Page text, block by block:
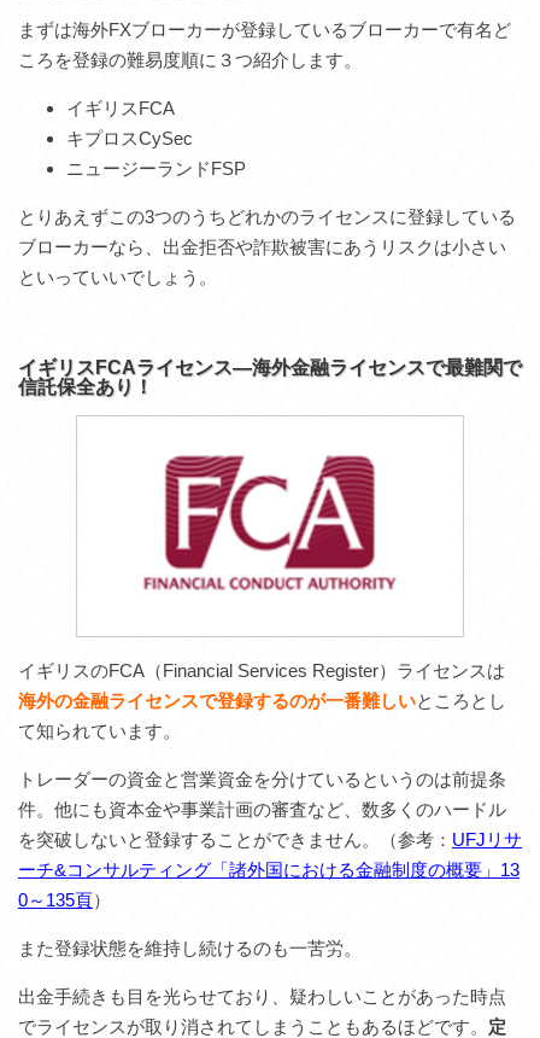
まずは海外FXブローカーが登録しているブローカーで有名ど
ころを登録の難易度順に３つ紹介します。
イギリスFCA
キプロスCySec
ニュージーランドFSP
とりあえずこの3つのうちどれかのライセンスに登録している
ブローカーなら、出金拒否や詐欺被害にあうリスクは小さい
といっていいでしょう。
イギリスFCAライセンス―海外金融ライセンスで最難関で
信託保全あり！
イギリスのFCA（Financial Services Register）ライセンスは
海外の金融ライセンスで登録するのが一番難しいところとし
て知られています。
トレーダーの資金と営業資金を分けているというのは前提条
件。他にも資本金や事業計画の審査など、数多くのハードル
を突破しないと登録することができません。（参考： UFJリサ
ーチ&コンサルティング「諸外国における金融制度の概要」13
0～135頁）
また登録状態を維持し続けるのも一苦労。
出金手続きも目を光らせており、疑わしいことがあった時点
でライセンスが取り消されてしまうこともあるほどです。 定